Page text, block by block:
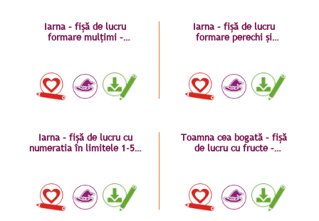
Iarna – fișă de lucru
formare mulțimi –
Iarna – fișă de lucru
formare perechi și
Iarna – fișă de lucru cu
numeratia în limitele 1-5 –
Toamna cea bogată – fișă
de lucru cu fructe –